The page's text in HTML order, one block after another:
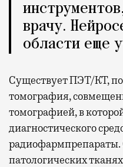
врачу.
области еще
Существует ПЭТ/КТ,
томография,
томографией, в
диагностического
патологических